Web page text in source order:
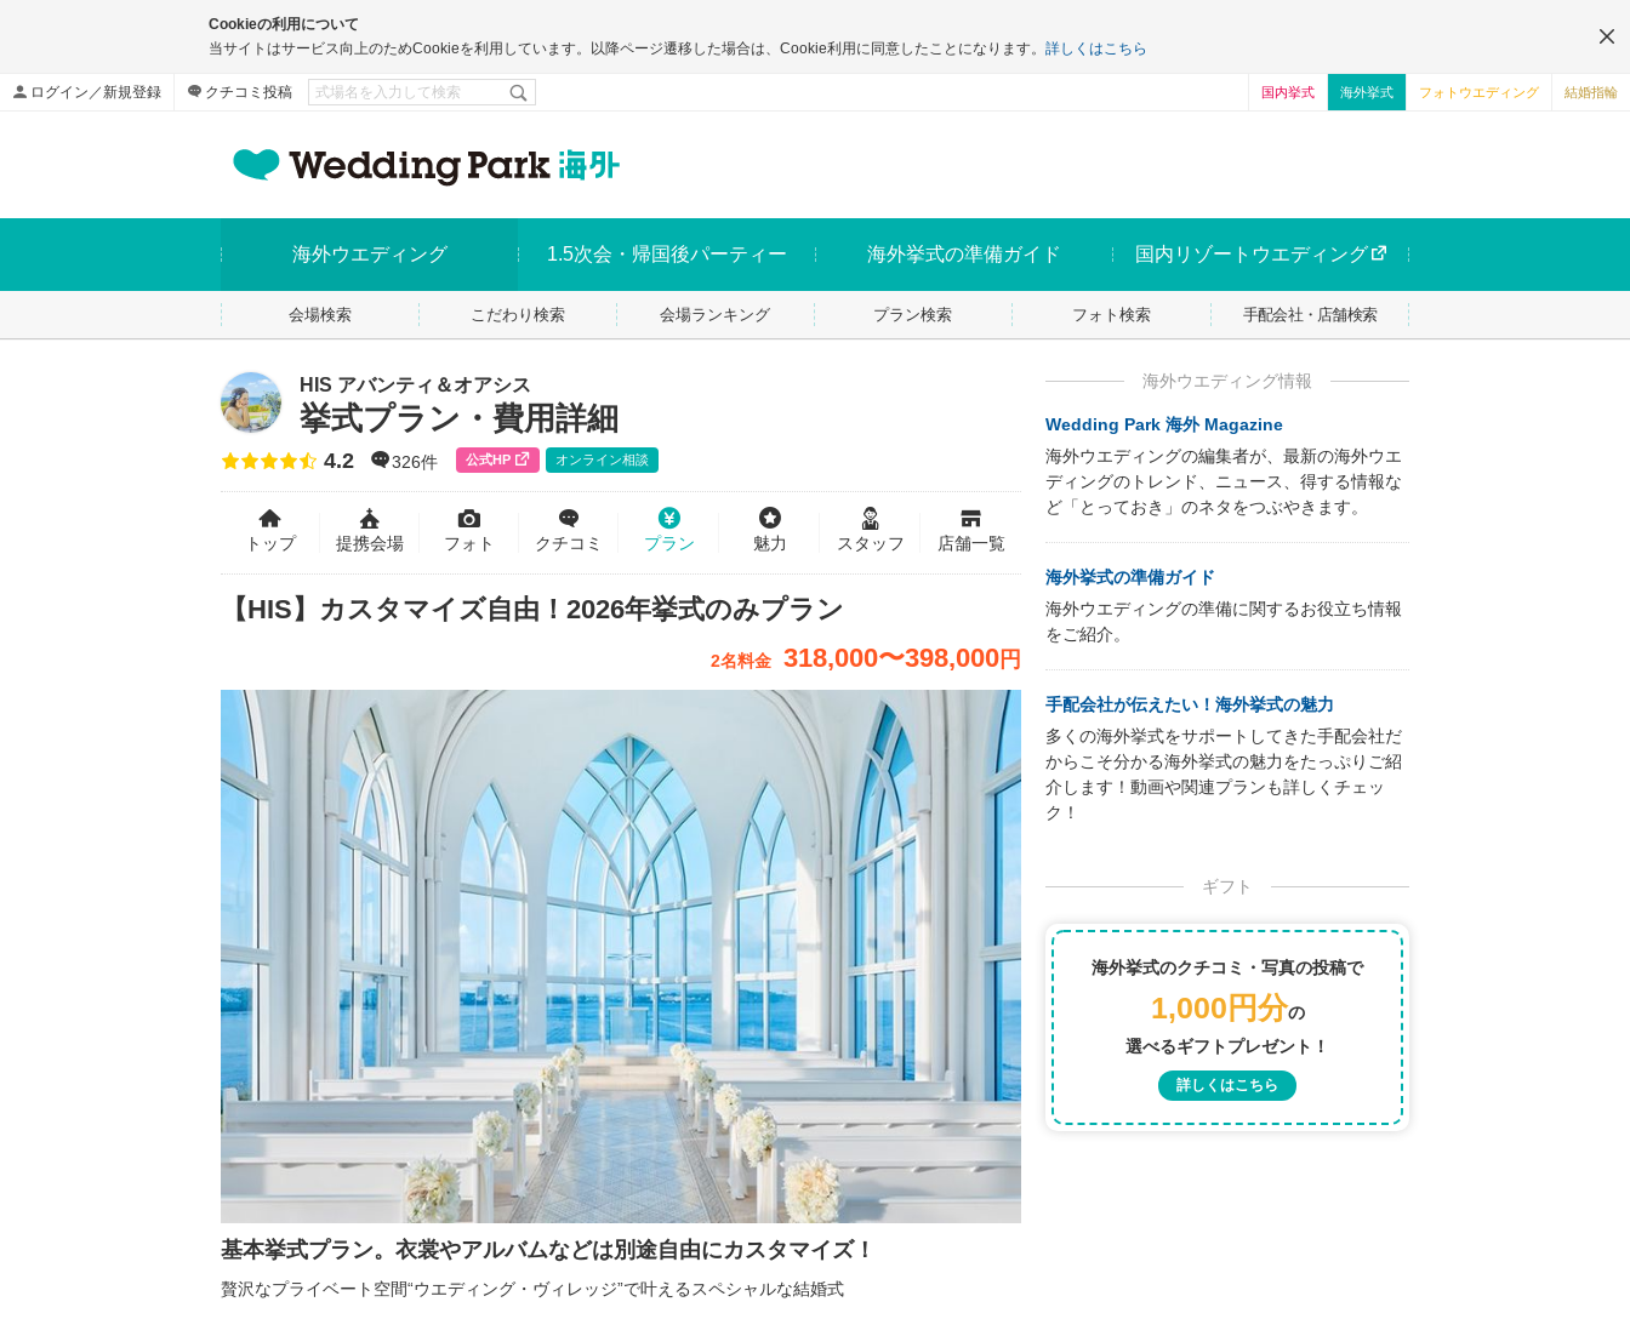
Cookieの利用について
当サイトはサービス向上のためCookieを利用しています。以降ページ遷移した場合は、Cookie利用に同意したことになります。 詳しくはこちら
ログイン／新規登録 クチコミ投稿 国内挙式 海外挙式 フォトウエディング 結婚指輪
海外ウエディング 1.5次会・帰国後パーティー 海外挙式の準備ガイド 国内リゾートウエディング
会場検索 こだわり検索 会場ランキング プラン検索 フォト検索 手配会社・店舗検索
HIS アバンティ＆オアシス
挙式プラン・費用詳細
点数
4.2 326件 公式HP オンライン相談
トップ 提携会場 フォト クチコミ プラン 魅力 スタッフ 店舗一覧
【HIS】カスタマイズ自由！2026年挙式のみプラン
2名料金 318,000〜398,000 円
基本挙式プラン。衣裳やアルバムなどは別途自由にカスタマイズ！
贅沢なプライベート空間“ウエディング・ヴィレッジ”で叶えるスペシャルな結婚式
海外ウエディング情報
Wedding Park 海外 Magazine
海外ウエディングの編集者が、最新の海外ウエ
ディングのトレンド、ニュース、得する情報な
ど「とっておき」のネタをつぶやきます。
海外挙式の準備ガイド
海外ウエディングの準備に関するお役立ち情報
をご紹介。
手配会社が伝えたい！海外挙式の魅力
多くの海外挙式をサポートしてきた手配会社だ
からこそ分かる海外挙式の魅力をたっぷりご紹
介します！動画や関連プランも詳しくチェッ
ク！
ギフト
海外挙式のクチコミ・写真の投稿で
1,000円分の
選べるギフトプレゼント！
詳しくはこちら